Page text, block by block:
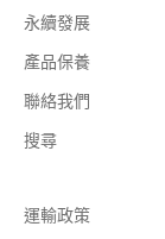
永續發展
產品保養
聯絡我們
搜尋
運輸政策